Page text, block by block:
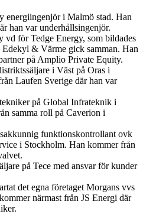
energiingenjör i Malmö stad. Han
han var underhållsingenjör.
vd för Tedge Energy, som bildades
& Värme gick samman. Han
på Amplio Private Equity.
i Väst på Oras i
Laufen Sverige där han var
på Global Infrateknik i
samma roll på Caverion i
funktionskontrollant ovk
i Stockholm. Han kommer från
på Tece med ansvar för kunder
det egna företaget Morgans vvs
närmast från JS Energi där